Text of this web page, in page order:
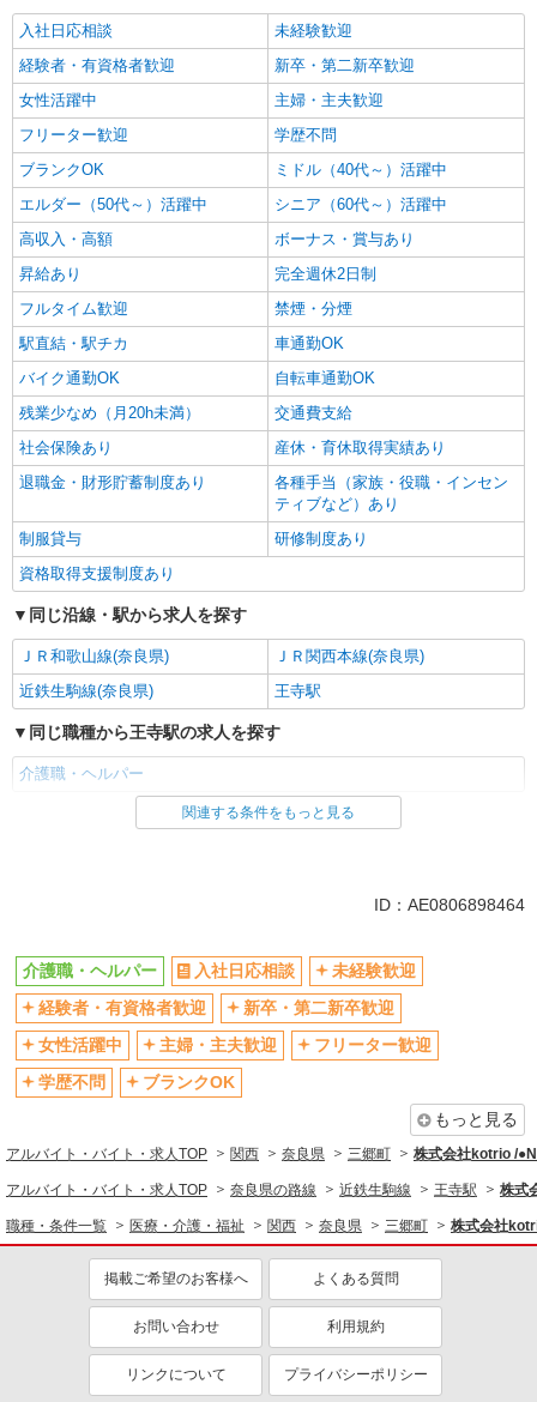
入社日応相談
未経験歓迎
経験者・有資格者歓迎
新卒・第二新卒歓迎
女性活躍中
主婦・主夫歓迎
フリーター歓迎
学歴不問
ブランクOK
ミドル（40代～）活躍中
エルダー（50代～）活躍中
シニア（60代～）活躍中
高収入・高額
ボーナス・賞与あり
昇給あり
完全週休2日制
フルタイム歓迎
禁煙・分煙
駅直結・駅チカ
車通勤OK
バイク通勤OK
自転車通勤OK
残業少なめ（月20h未満）
交通費支給
社会保険あり
産休・育休取得実績あり
退職金・財形貯蓄制度あり
各種手当（家族・役職・インセン
ティブなど）あり
制服貸与
研修制度あり
資格取得支援制度あり
同じ沿線・駅から求人を探す
ＪＲ和歌山線(奈良県)
ＪＲ関西本線(奈良県)
近鉄生駒線(奈良県)
王寺駅
同じ職種から王寺駅の求人を探す
介護職・ヘルパー
同じ雇用形態から王寺駅の求人を探す
経験者・有資格者歓迎
新卒・第二新卒歓迎
女性活躍中
主婦・主夫歓迎
フリーター歓迎
学歴不問
ブランクOK
シニア（60代～）活躍中
高収入・高額
ボーナス・賞与あり
昇給あり
完全週休2日制
フルタイム歓迎
禁煙・分煙
駅直結・駅チカ
車通勤OK
バイク通勤OK
自転車通勤OK
残業少なめ（月20h未満）
交通費支給
社会保険あり
産休・育休取得実績あり
退職金・財形貯蓄制度あり
各種手当（家族・役職・インセン
関連する条件をもっと見る
ID：AE0806898464
介護職・ヘルパー 入社日応相談
未経験歓迎
経験者・有資格者歓迎
新卒・第二新卒歓迎
女性活躍中
主婦・主夫歓迎
フリーター歓迎
学歴不問
ブランクOK
もっと見る
アルバイト・バイト・求人TOP 関西 奈良県 三郷町 株式会社kotrio /
アルバイト・バイト・求人TOP 奈良県の路線 近鉄生駒線 王寺駅 株式
職種・条件一覧 医療・介護・福祉 関西 奈良県 三郷町 株式会社
掲載ご希望のお客様へ よくある質問
お問い合わせ 利用規約
リンクについて プライバシーポリシー